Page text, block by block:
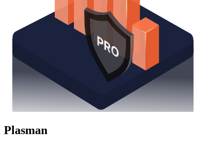
Plasman